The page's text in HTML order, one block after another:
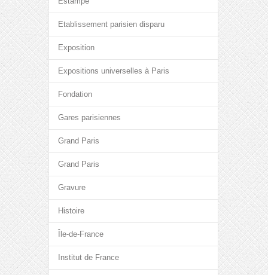
Etablissement parisien disparu
Exposition
Expositions universelles à Paris
Fondation
Gares parisiennes
Grand Paris
Grand Paris
Gravure
Histoire
Île-de-France
Institut de France